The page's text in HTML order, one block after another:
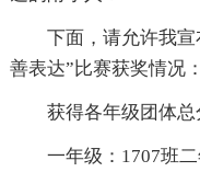
下面，请允许我宣
善表达”比赛获奖情况：
获得各年级团体总
一年级：1707班